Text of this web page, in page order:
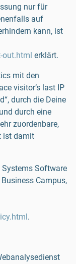
nur für
auf
kann, ist
out.html erklärt.
mit den
visitor’s last IP
durch die Deine
durch eine
zuordenbare,
ist damit
Software
Campus,
.